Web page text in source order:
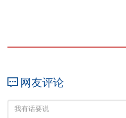
网友评论